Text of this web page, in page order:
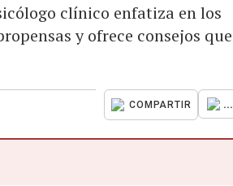
clínico enfatiza en los
y ofrece consejos que
COMPARTIR ...